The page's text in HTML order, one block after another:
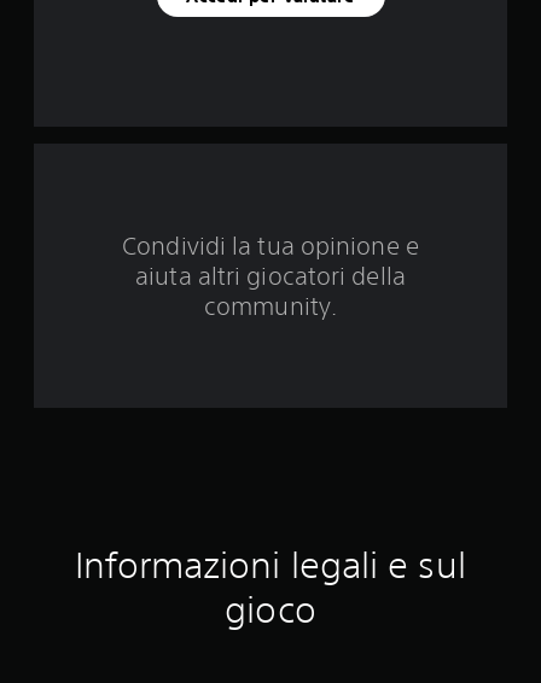
u
t
Condividi la tua opinione e
aiuta altri giocatori della
community.
Informazioni legali e sul
gioco